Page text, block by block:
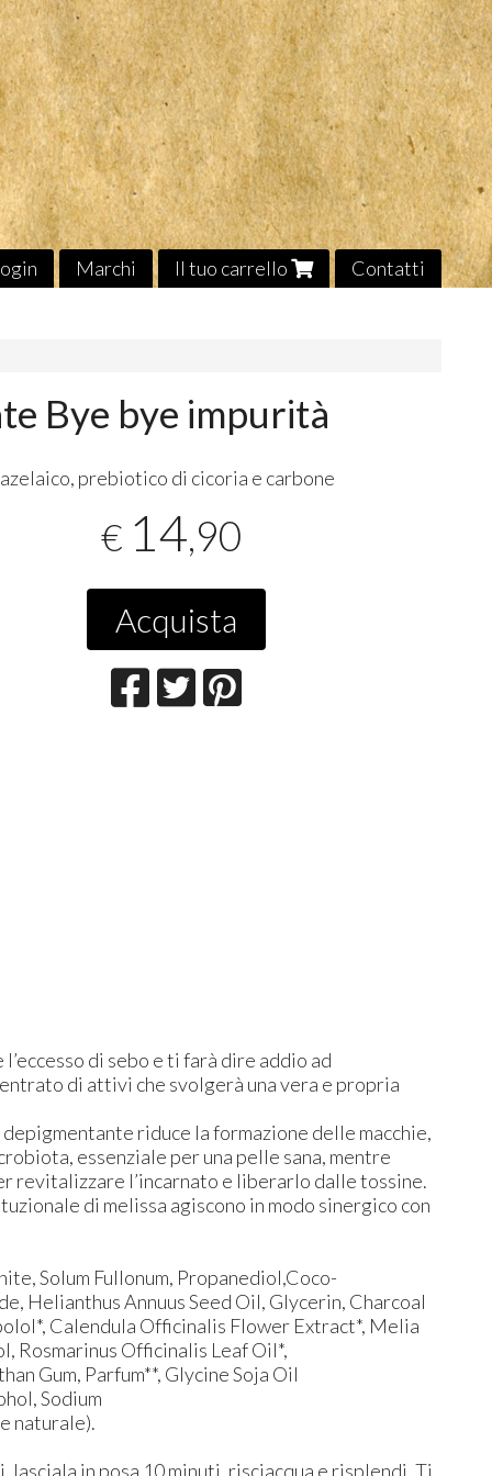
Marchi Il tuo carrello Contatti
Bye bye impurità
prebiotico di cicoria e carbone
€ 14,90
Acquista
di sebo e ti farà dire addio ad
di attivi che svolgerà una vera e propria
riduce la formazione delle macchie,
essenziale per una pelle sana, mentre
revitalizzare l’incarnato e liberarlo dalle tossine.
di melissa agiscono in modo sinergico con
Solum Fullonum, Propanediol,Coco-
Helianthus Annuus Seed Oil, Glycerin, Charcoal
Calendula Officinalis Flower Extract*, Melia
Rosmarinus Officinalis Leaf Oil*,
Gum, Parfum**, Glycine Soja Oil
Sodium
naturale).
lasciala in posa 10 minuti, risciacqua e risplendi. Ti